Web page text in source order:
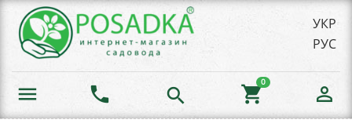
УКР
РУС
menu phone search shopping_cart
0
person_outline